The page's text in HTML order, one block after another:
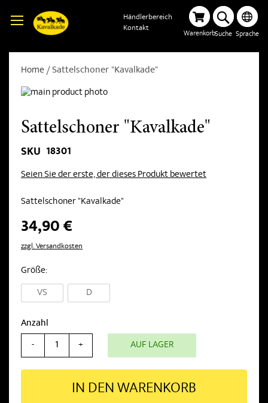
Händlerbereich
Kontakt
Sprache
WarenkorbSuche
Home Sattelschoner "Kavalkade"
Sattelschoner "Kavalkade"
SKU 18301
Seien Sie der erste, der dieses Produkt bewertet
Sattelschoner "Kavalkade"
34,90 €
zzgl. Versandkosten
Größe
VS
D
Anzahl
- + AUF LAGER
IN DEN WARENKORB